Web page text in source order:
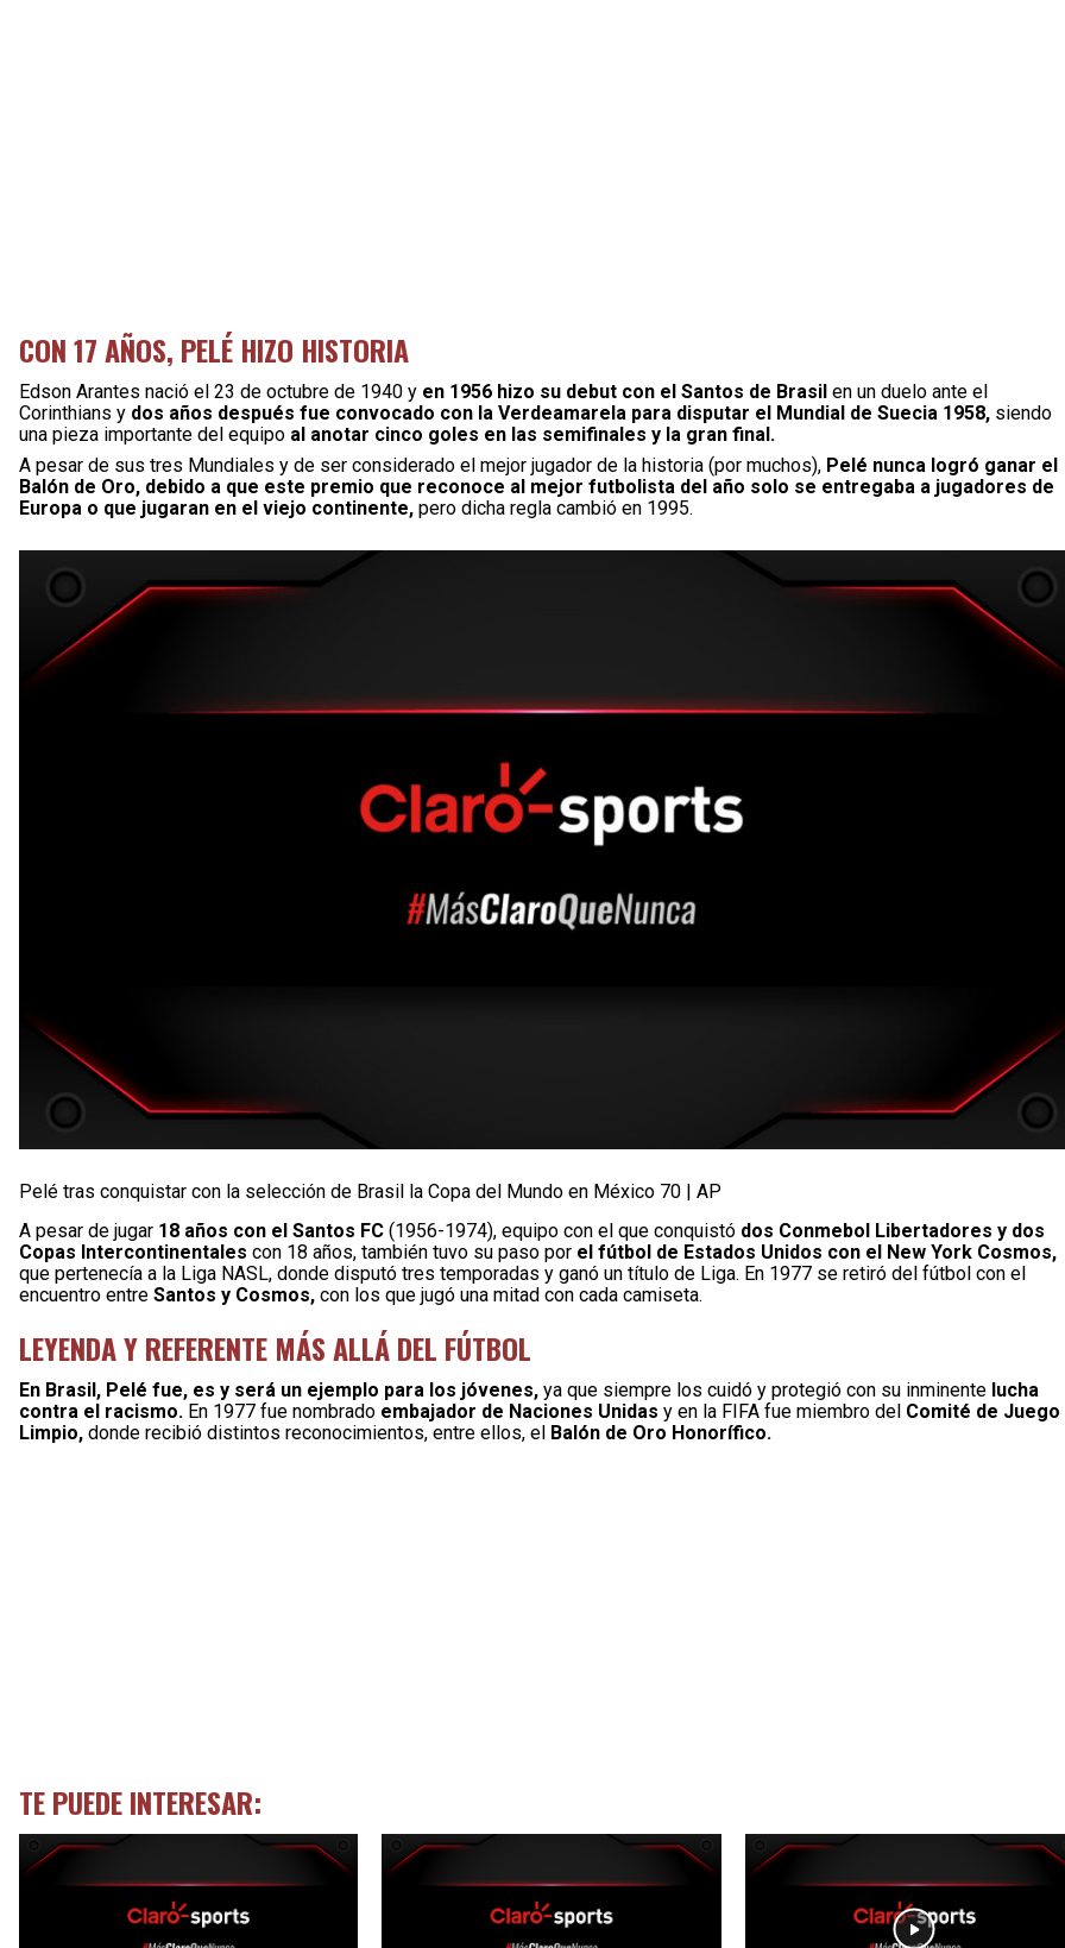
CON 17 AÑOS, PELÉ HIZO HISTORIA
Edson Arantes nació el 23 de octubre de 1940 y en 1956 hizo su debut con el Santos de Brasil en un duelo ante el
Corinthians y dos años después fue convocado con la Verdeamarela para disputar el Mundial de Suecia 1958, siendo
una pieza importante del equipo al anotar cinco goles en las semifinales y la gran final.
A pesar de sus tres Mundiales y de ser considerado el mejor jugador de la historia (por muchos), Pelé nunca logró ganar el
Balón de Oro, debido a que este premio que reconoce al mejor futbolista del año solo se entregaba a jugadores de
Europa o que jugaran en el viejo continente, pero dicha regla cambió en 1995.
Pelé tras conquistar con la selección de Brasil la Copa del Mundo en México 70 | AP
A pesar de jugar 18 años con el Santos FC (1956-1974), equipo con el que conquistó dos Conmebol Libertadores y dos
Copas Intercontinentales con 18 años, también tuvo su paso por el fútbol de Estados Unidos con el New York Cosmos,
que pertenecía a la Liga NASL, donde disputó tres temporadas y ganó un título de Liga. En 1977 se retiró del fútbol con el
encuentro entre Santos y Cosmos, con los que jugó una mitad con cada camiseta.
LEYENDA Y REFERENTE MÁS ALLÁ DEL FÚTBOL
En Brasil, Pelé fue, es y será un ejemplo para los jóvenes, ya que siempre los cuidó y protegió con su inminente lucha
contra el racismo. En 1977 fue nombrado embajador de Naciones Unidas y en la FIFA fue miembro del Comité de Juego
Limpio, donde recibió distintos reconocimientos, entre ellos, el Balón de Oro Honorífico.
TE PUEDE INTERESAR: